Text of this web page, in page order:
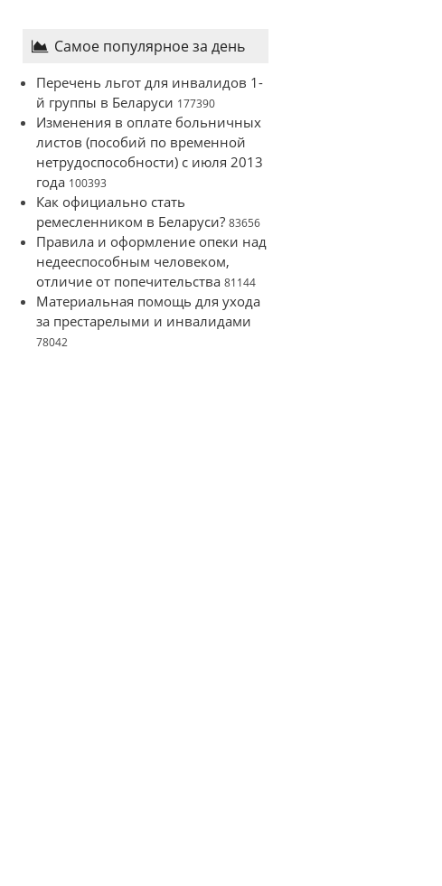
Самое популярное за день
Перечень льгот для инвалидов 1-
й группы в Беларуси 177390
Изменения в оплате больничных
листов (пособий по временной
нетрудоспособности) с июля 2013
года 100393
Как официально стать
ремесленником в Беларуси? 83656
Правила и оформление опеки над
недееспособным человеком,
отличие от попечительства 81144
Материальная помощь для ухода
за престарелыми и инвалидами
78042